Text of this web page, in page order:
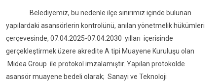
Belediyemiz, bu nedenle ilçe sınırımız içinde bulunan
yapılardaki asansörlerin kontrolünü, anılan yönetmelik hükümleri
çerçevesinde, 07.04.2025-07.04.2030 yılları içerisinde
gerçekleştirmek üzere akredite A tipi Muayene Kuruluşu olan
Midea Group ile protokol imzalamıştır. Yapılan protokolde
asansör muayene bedeli olarak; Sanayi ve Teknoloji